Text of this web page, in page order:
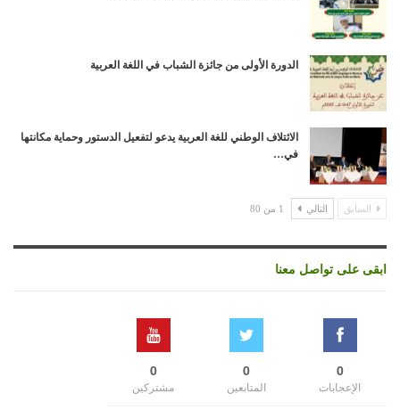
الدورة الأولى من جائزة الشباب في اللغة العربية
الائتلاف الوطني للغة العربية يدعو لتفعيل الدستور وحماية مكانتها
في…
السابق التالي 1 من 80
ابقى على تواصل معنا
0
الإعجابات
0
المتابعين
0
مشتركين